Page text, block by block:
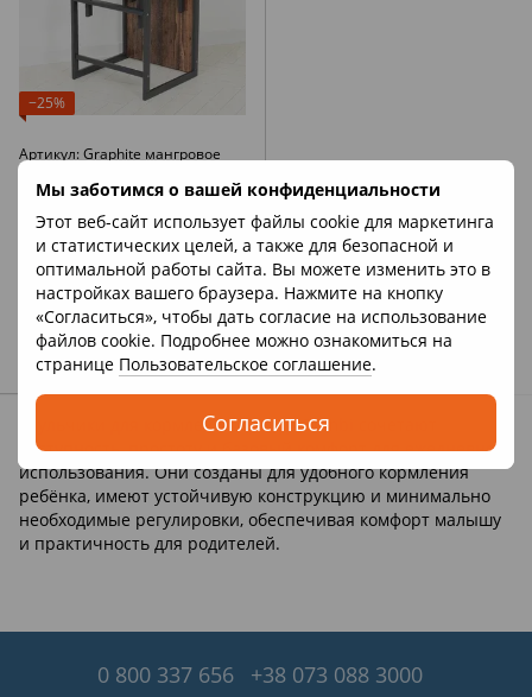
Мы заботимся о вашей конфиденциальности
Этот веб-сайт использует файлы cookie для маркетинга
и статистических целей, а также для безопасной и
оптимальной работы сайта. Вы можете изменить это в
настройках вашего браузера. Нажмите на кнопку
«Согласиться», чтобы дать согласие на использование
файлов cookie. Подробнее можно ознакомиться на
странице Пользовательское соглашение.
Согласиться
Стульчики для кормления бренда Bambi сочетают
доступность, простоту и базовый комфорт для ежедневного
использования. Они созданы для удобного кормления
ребёнка, имеют устойчивую конструкцию и минимально
необходимые регулировки, обеспечивая комфорт малышу
и практичность для родителей.
−25%
Артикул: Graphite мангровое
Bambi
Детский стульчик для
кормления (трансформер,
деревянный) Graphite
мангровое дерево
2 209 грн 2 945 грн
В наличии
Купить
0 800 337 656 +38 073 088 3000